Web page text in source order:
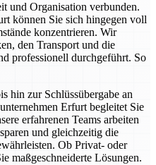
und Organisation verbunden.
können Sie sich hingegen voll
konzentrieren. Wir
den Transport und die
professionell durchgeführt. So
hin zur Schlüssübergabe an
Erfurt begleitet Sie
erfahrenen Teams arbeiten
und gleichzeitig die
Ob Privat- oder
maßgeschneiderte Lösungen.